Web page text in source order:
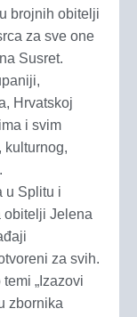
brojnih obitelji
za sve one
Susret.
Hrvatskoj
i svim
kulturnog,
u Splitu i
obitelji Jelena
za svih.
„Izazovi
zbornika